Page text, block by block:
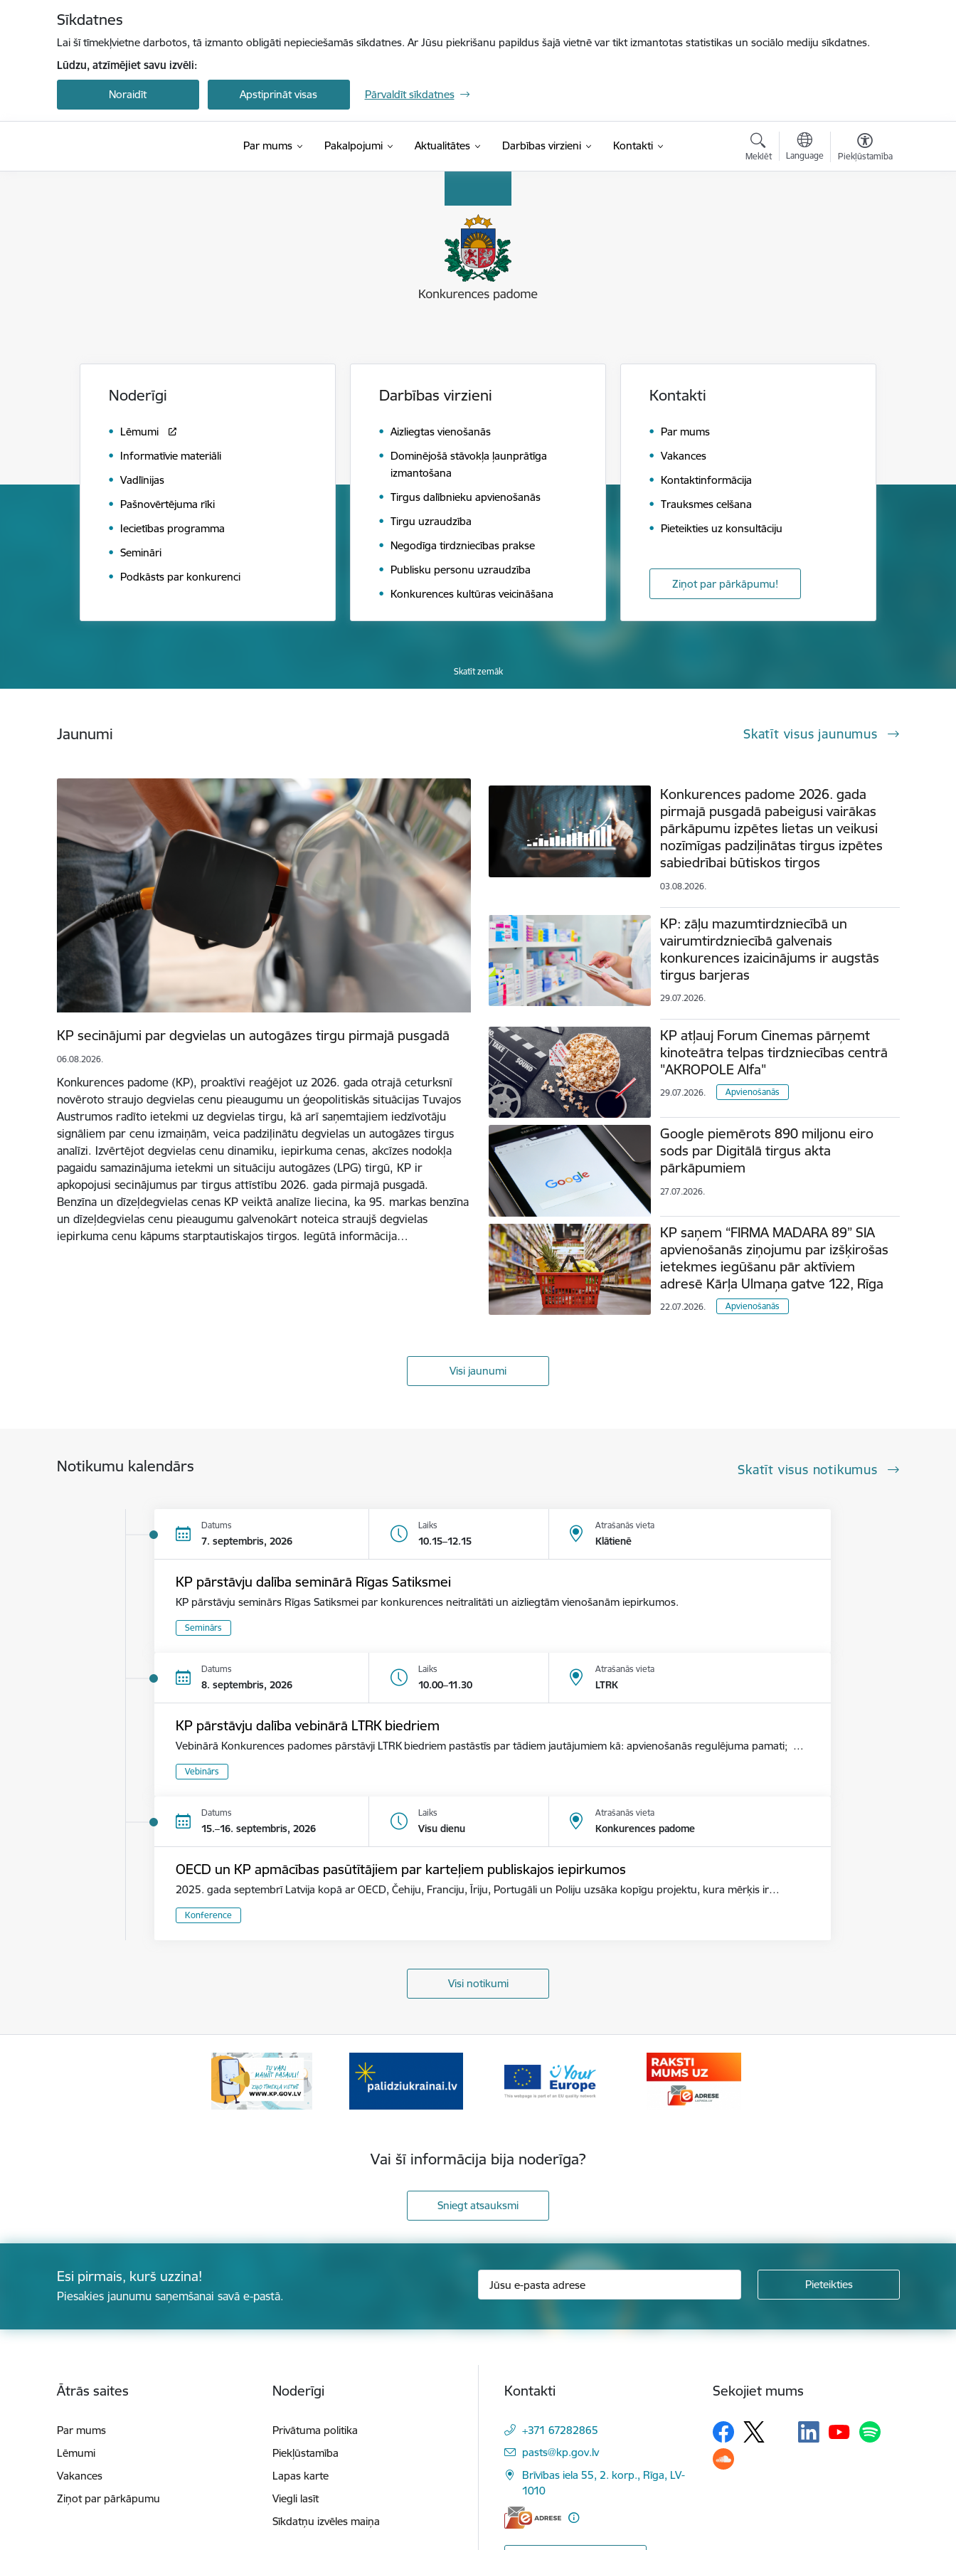
Sīkdatnes
Lai šī tīmekļvietne darbotos, tā izmanto obligāti nepieciešamās sīkdatnes. Ar Jūsu piekrišanu papildus šajā vietnē var tikt izmantotas statistikas un sociālo mediju sīkdatnes.
Lūdzu, atzīmējiet savu izvēli:
Noraidīt Apstiprināt visas Pārvaldīt sīkdatnes
Par mums Pakalpojumi Aktualitātes Darbības virzieni Kontakti
Meklēt Language Piekļūstamība
Noderīgi
Lēmumi
Informatīvie materiāli
Vadlīnijas
Pašnovērtējuma rīki
Iecietības programma
Semināri
Podkāsts par konkurenci
Darbības virzieni
Aizliegtas vienošanās
Dominējošā stāvokļa ļaunprātīga
izmantošana
Tirgus dalībnieku apvienošanās
Tirgu uzraudzība
Negodīga tirdzniecības prakse
Publisku personu uzraudzība
Konkurences kultūras veicināšana
Kontakti
Par mums
Vakances
Kontaktinformācija
Trauksmes celšana
Pieteikties uz konsultāciju
Ziņot par pārkāpumu!
Skatīt zemāk
Jaunumi Skatīt visus jaunumus
KP secinājumi par degvielas un autogāzes tirgu pirmajā pusgadā
06.08.2026.
Konkurences padome (KP), proaktīvi reaģējot uz 2026. gada otrajā ceturksnī
novēroto straujo degvielas cenu pieaugumu un ģeopolitiskās situācijas Tuvajos
Austrumos radīto ietekmi uz degvielas tirgu, kā arī saņemtajiem iedzīvotāju
signāliem par cenu izmaiņām, veica padziļinātu degvielas un autogāzes tirgus
analīzi. Izvērtējot degvielas cenu dinamiku, iepirkuma cenas, akcīzes nodokļa
pagaidu samazinājuma ietekmi un situāciju autogāzes (LPG) tirgū, KP ir
apkopojusi secinājumus par tirgus attīstību 2026. gada pirmajā pusgadā.
Benzīna un dīzeļdegvielas cenas KP veiktā analīze liecina, ka 95. markas benzīna
un dīzeļdegvielas cenu pieaugumu galvenokārt noteica straujš degvielas
iepirkuma cenu kāpums starptautiskajos tirgos. Iegūtā informācija…
Konkurences padome 2026. gada
pirmajā pusgadā pabeigusi vairākas
pārkāpumu izpētes lietas un veikusi
nozīmīgas padziļinātas tirgus izpētes
sabiedrībai būtiskos tirgos
03.08.2026.
KP: zāļu mazumtirdzniecībā un
vairumtirdzniecībā galvenais
konkurences izaicinājums ir augstās
tirgus barjeras
29.07.2026.
KP atļauj Forum Cinemas pārņemt
kinoteātra telpas tirdzniecības centrā
"AKROPOLE Alfa"
29.07.2026. Apvienošanās
Google piemērots 890 miljonu eiro
sods par Digitālā tirgus akta
pārkāpumiem
27.07.2026.
KP saņem “FIRMA MADARA 89” SIA
apvienošanās ziņojumu par izšķirošas
ietekmes iegūšanu pār aktīviem
adresē Kārļa Ulmaņa gatve 122, Rīga
22.07.2026. Apvienošanās
Visi jaunumi
Notikumu kalendārs Skatīt visus notikumus
Datums
7. septembris, 2026
Laiks
10.15–12.15
Atrašanās vieta
Klātienē
KP pārstāvju dalība seminārā Rīgas Satiksmei
KP pārstāvju seminārs Rīgas Satiksmei par konkurences neitralitāti un aizliegtām vienošanām iepirkumos.
Seminārs
Datums
8. septembris, 2026
Laiks
10.00–11.30
Atrašanās vieta
LTRK
KP pārstāvju dalība vebinārā LTRK biedriem
Vebinārā Konkurences padomes pārstāvji LTRK biedriem pastāstīs par tādiem jautājumiem kā: apvienošanās regulējuma pamati; …
Vebinārs
Datums
15.–16. septembris, 2026
Laiks
Visu dienu
Atrašanās vieta
Konkurences padome
OECD un KP apmācības pasūtītājiem par karteļiem publiskajos iepirkumos
2025. gada septembrī Latvija kopā ar OECD, Čehiju, Franciju, Īriju, Portugāli un Poliju uzsāka kopīgu projektu, kura mērķis ir…
Konference
Visi notikumi
Vai šī informācija bija noderīga?
Sniegt atsauksmi
Esi pirmais, kurš uzzina!
Piesakies jaunumu saņemšanai savā e-pastā.
Ātrās saites
Par mums
Lēmumi
Vakances
Ziņot par pārkāpumu
Noderīgi
Privātuma politika
Piekļūstamība
Lapas karte
Viegli lasīt
Sīkdatņu izvēles maiņa
Kontakti
+371 67282865
E-pasts:
pasts@kp.gov.lv
Brīvības iela 55, 2. korp., Rīga, LV-
1010
Sekojiet mums